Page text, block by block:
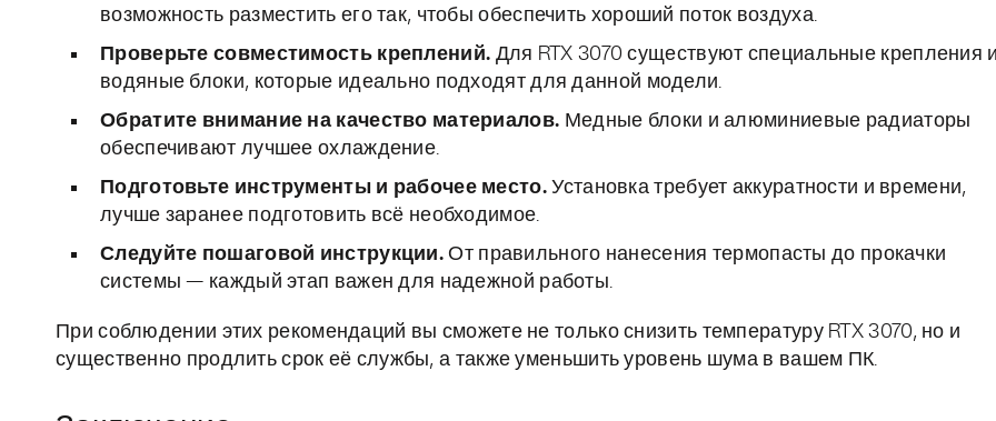
возможность разместить его так, чтобы обеспечить хороший поток воздуха.
Проверьте совместимость креплений. Для RTX 3070 существуют специальные крепления
водяные блоки, которые идеально подходят для данной модели.
Обратите внимание на качество материалов. Медные блоки и алюминиевые радиаторы
обеспечивают лучшее охлаждение.
Подготовьте инструменты и рабочее место. Установка требует аккуратности и времени,
лучше заранее подготовить всё необходимое.
Следуйте пошаговой инструкции. От правильного нанесения термопасты до прокачки
системы — каждый этап важен для надежной работы.
При соблюдении этих рекомендаций вы сможете не только снизить температуру RTX 3070, но и
существенно продлить срок её службы, а также уменьшить уровень шума в вашем ПК.